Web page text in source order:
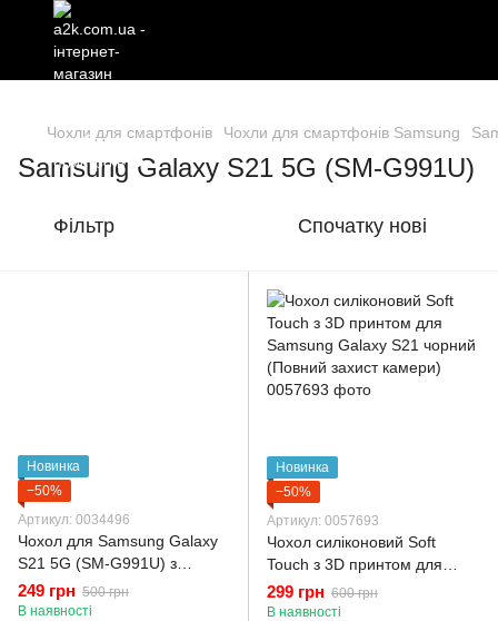
Чохли для смартфонів Чохли для смартфонів Samsung
Samsung Galaxy S21 5G (SM-G991U)
Фільтр Спочатку нові
Новинка
−50%
Артикул: 0034496
Чохол для Samsung Galaxy
S21 5G (SM-G991U) з
лінзами на камері з MagSafe
на самсунг с21 5г золотий
249 грн 500 грн
В наявності
Новинка
−50%
Артикул: 0057693
Чохол силіконовий Soft
Touch з 3D принтом для
Samsung Galaxy S21 чорний
(Повний захист камери)
299 грн 600 грн
В наявності